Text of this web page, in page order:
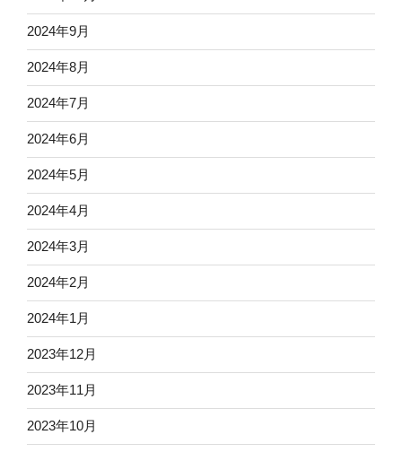
2024年9月
2024年8月
2024年7月
2024年6月
2024年5月
2024年4月
2024年3月
2024年2月
2024年1月
2023年12月
2023年11月
2023年10月